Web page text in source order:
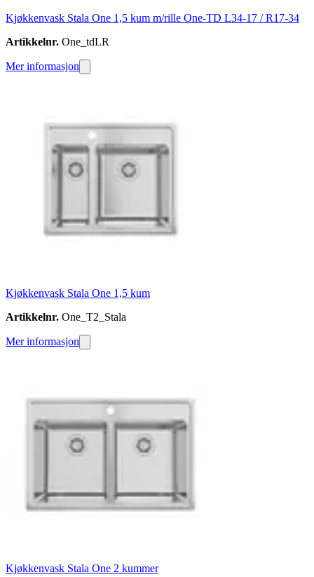
Kjøkkenvask Stala One 1,5 kum m/rille One-TD L34-17 / R17-34
Artikkelnr. One_tdLR
Mer informasjon
Kjøkkenvask Stala One 1,5 kum
Artikkelnr. One_T2_Stala
Mer informasjon
Kjøkkenvask Stala One 2 kummer